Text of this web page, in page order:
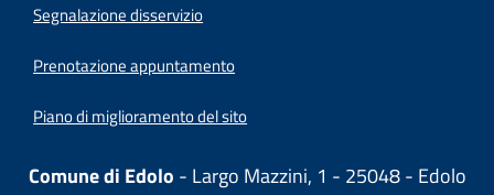
Segnalazione disservizio
Prenotazione appuntamento
Piano di miglioramento del sito
Comune di Edolo - Largo Mazzini, 1 - 25048 - Edolo